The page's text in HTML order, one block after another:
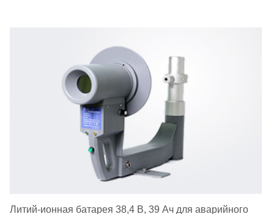
Литий-ионная батарея 38,4 В, 39 Ач для аварийного